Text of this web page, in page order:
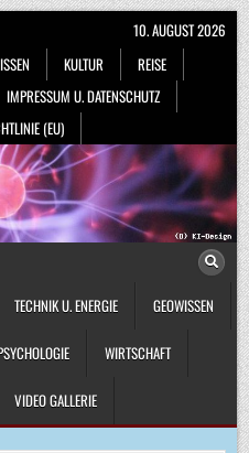
KULTUR
REISE
IMPRESSUM U. DATENSCHUTZ
(EU)
10. AUGUST 2026
TECHNIK U. ENERGIE GEOWISSEN
WIRTSCHAFT
VIDEO GALLERIE